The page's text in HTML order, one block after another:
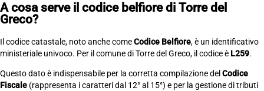
A cosa serve il codice belfiore di Torre del
Greco?
Il codice catastale, noto anche comeCodice Belfiore, è un identificativo
ministeriale univoco. Per il comune di Torre del Greco, il codice è L259.
Questo dato è indispensabile per la corretta compilazione del Codice
Fiscale (rappresenta i caratteri dal 12° al 15°) e per la gestione di tributi